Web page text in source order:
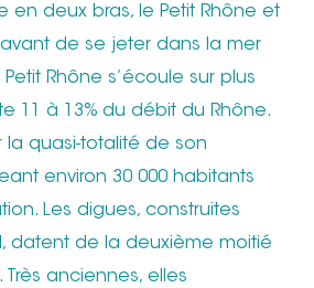
en deux bras, le Petit Rhône et
avant de se jeter dans la mer
Rhône s’écoule sur plus
11 à 13% du débit du Rhône.
la quasi-totalité de son
environ 30 000 habitants
Les digues, construites
datent de la deuxième moitié
anciennes, elles